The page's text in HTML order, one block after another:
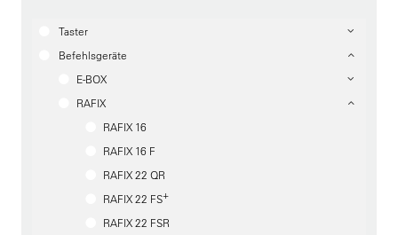
Taster
Befehlsgeräte
E-BOX
RAFIX
RAFIX 16
RAFIX 16 F
RAFIX 22 QR
RAFIX 22 FS+
RAFIX 22 FSR